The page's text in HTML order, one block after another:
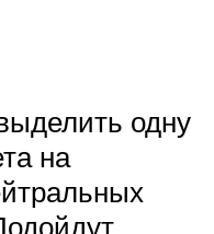
одну
на